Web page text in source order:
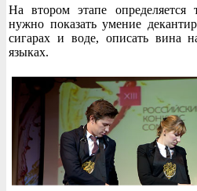
На втором этапе определяется
нужно показать умение
сигарах и воде, описать вина
языках.